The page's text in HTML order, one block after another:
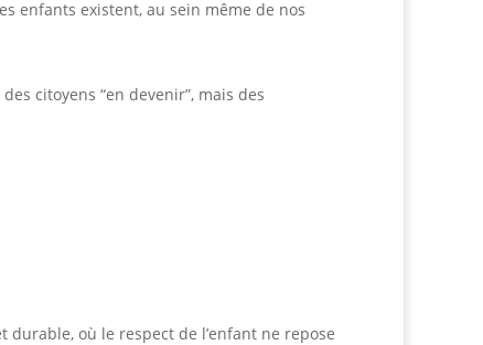
enfants existent, au sein même de nos
citoyens “en devenir”, mais des
où le respect de l’enfant ne repose